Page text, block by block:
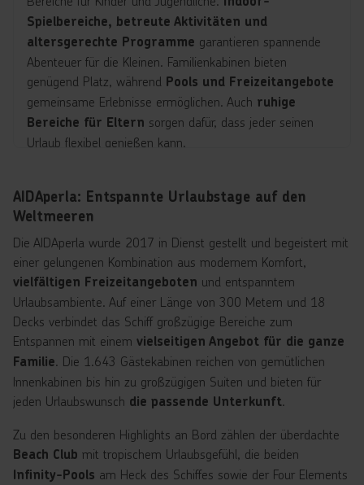
Spielbereiche, betreute Aktivitäten und
altersgerechte Programme garantieren spannende
Abenteuer für die Kleinen. Familienkabinen bieten
genügend Platz, während Pools und Freizeitangebote
gemeinsame Erlebnisse ermöglichen. Auch ruhige
Bereiche für Eltern sorgen dafür, dass jeder seinen
Urlaub flexibel genießen kann.
AIDAperla: Entspannte Urlaubstage auf den
Weltmeeren
Die AIDAperla wurde 2017 in Dienst gestellt und begeistert mit
einer gelungenen Kombination aus modernem Komfort,
vielfältigen Freizeitangeboten und entspanntem
Urlaubsambiente. Auf einer Länge von 300 Metern und 18
Decks verbindet das Schiff großzügige Bereiche zum
Entspannen mit einem vielseitigen Angebot für die ganze
Familie. Die 1.643 Gästekabinen reichen von gemütlichen
Innenkabinen bis hin zu großzügigen Suiten und bieten für
jeden Urlaubswunsch die passende Unterkunft.
Zu den besonderen Highlights an Bord zählen der überdachte
Beach Club mit tropischem Urlaubsgefühl, die beiden
Infinity-Pools am Heck des Schiffes sowie der Four Elements